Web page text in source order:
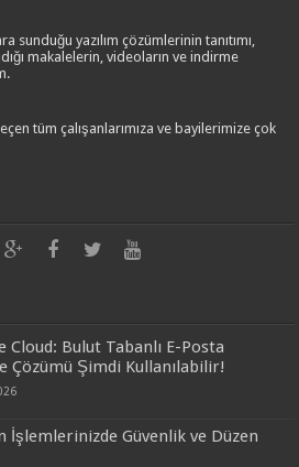
yazılım çözümlerinin tanıtımı,
makalelerin, videoların ve indirme
tüm çalışanlarımıza ve bayilerimize çok
Cloud: Bulut Tabanlı E-Posta
Çözümü Şimdi Kullanılabilir!
İşlemlerinizde Güvenlik ve Düzen